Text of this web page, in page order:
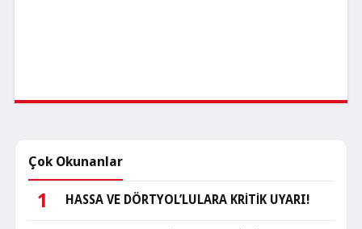
Çok Okunanlar
1 HASSA VE DÖRTYOL’LULARA KRİTİK UYARI!